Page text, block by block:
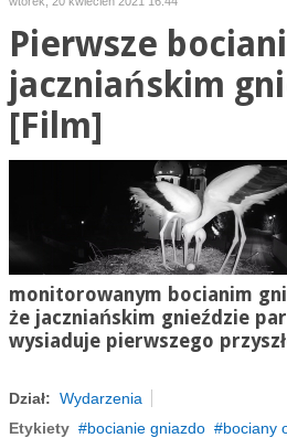
Pierwsze
jaczniańskim
[Film]
monitorowanym bocianim
że jaczniańskim gnieździe
wysiaduje pierwszego
Dział: Wydarzenia
Etykiety
bocianie gniazdo bociany